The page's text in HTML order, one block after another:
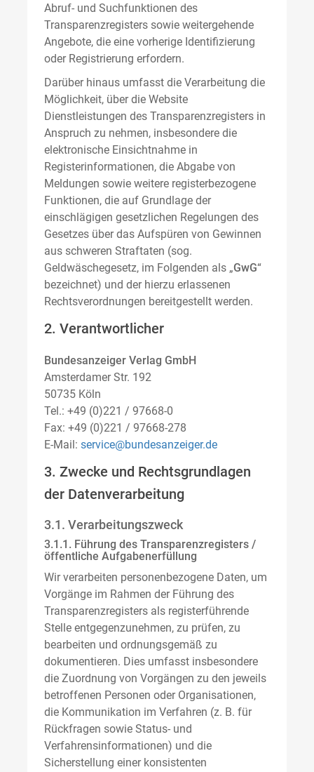
Abruf- und Suchfunktionen des
Transparenzregisters sowie weitergehende
Angebote, die eine vorherige Identifizierung
oder Registrierung erfordern.
Darüber hinaus umfasst die Verarbeitung die
Möglichkeit, über die Website
Dienstleistungen des Transparenzregisters in
Anspruch zu nehmen, insbesondere die
elektronische Einsichtnahme in
Registerinformationen, die Abgabe von
Meldungen sowie weitere registerbezogene
Funktionen, die auf Grundlage der
einschlägigen gesetzlichen Regelungen des
Gesetzes über das Aufspüren von Gewinnen
aus schweren Straftaten (sog.
Geldwäschegesetz, im Folgenden als „GwG“
bezeichnet) und der hierzu erlassenen
Rechtsverordnungen bereitgestellt werden.
2. Verantwortlicher
Bundesanzeiger Verlag GmbH
Amsterdamer Str. 192
50735 Köln
Tel.: +49 (0)221 / 97668-0
Fax: +49 (0)221 / 97668-278
E-Mail: service@bundesanzeiger.de
3. Zwecke und Rechtsgrundlagen
der Datenverarbeitung
3.1. Verarbeitungszweck
3.1.1. Führung des Transparenzregisters /
öffentliche Aufgabenerfüllung
Wir verarbeiten personenbezogene Daten, um
Vorgänge im Rahmen der Führung des
Transparenzregisters als registerführende
Stelle entgegenzunehmen, zu prüfen, zu
bearbeiten und ordnungsgemäß zu
dokumentieren. Dies umfasst insbesondere
die Zuordnung von Vorgängen zu den jeweils
betroffenen Personen oder Organisationen,
die Kommunikation im Verfahren (z. B. für
Rückfragen sowie Status- und
Verfahrensinformationen) und die
Sicherstellung einer konsistenten